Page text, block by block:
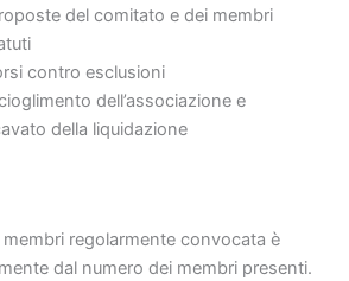
del comitato e dei membri
contro esclusioni
dell’associazione e
della liquidazione
regolarmente convocata è
dal numero dei membri presenti.